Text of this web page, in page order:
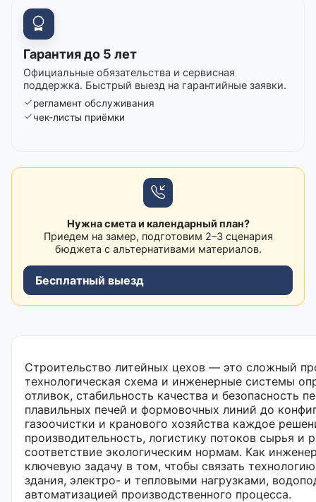
Гарантия до 5 лет
Официальные обязательства и сервисная
поддержка. Быстрый выезд на гарантийные заявки.
регламент обслуживания
чек-листы приёмки
Нужна смета и календарный план?
Приедем на замер, подготовим 2–3 сценария
бюджета с альтернативами материалов.
Бесплатный выезд
Строительство литейных цехов — это сложный
технологическая схема и инженерные системы
отливок, стабильность качества и безопасность
плавильных печей и формовочных линий до
газоочистки и кранового хозяйства каждое
производительность, логистику потоков сырья и
соответствие экологическим нормам. Как
ключевую задачу в том, чтобы связать
здания, электро- и тепловыми нагрузками,
автоматизацией производственного процесса.